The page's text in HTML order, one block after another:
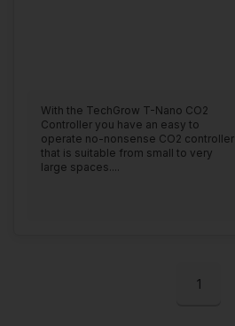
With the TechGrow T-Nano CO2
Controller you have an easy to
operate no-nonsense CO2 controller
that is suitable from small to very
large spaces....
1